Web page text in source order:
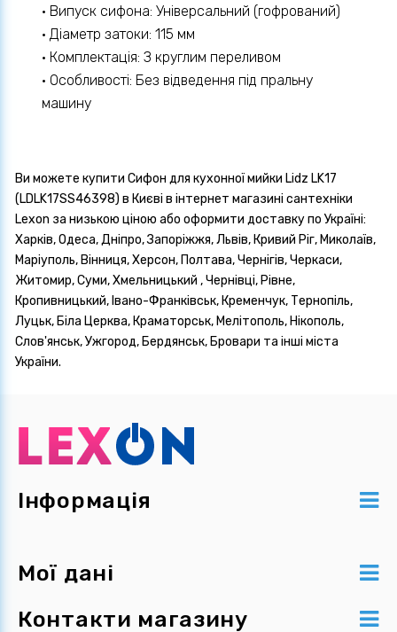
• Випуск сифона: Універсальний (гофрований)
• Діаметр затоки: 115 мм
• Комплектація: З круглим переливом
• Особливості: Без відведення під пральну
машину
Ви можете купити Сифон для кухонної мийки Lidz LK17
(LDLK17SS46398) в Києві в інтернет магазині сантехніки
Lexon за низькою ціною або оформити доставку по Україні:
Харків, Одеса, Дніпро, Запоріжжя, Львів, Кривий Ріг, Миколаїв,
Маріуполь, Вінниця, Херсон, Полтава, Чернігів, Черкаси,
Житомир, Суми, Хмельницький , Чернівці, Рівне,
Кропивницький, Івано-Франківськ, Кременчук, Тернопіль,
Луцьк, Біла Церква, Краматорськ, Мелітополь, Нікополь,
Слов'янськ, Ужгород, Бердянськ, Бровари та інші міста
України.
Інформація
Мої дані
Контакти магазину